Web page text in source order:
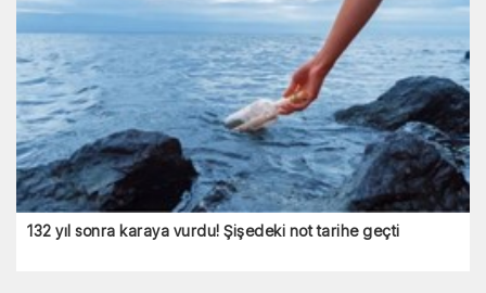
132 yıl sonra karaya vurdu! Şişedeki not tarihe geçti